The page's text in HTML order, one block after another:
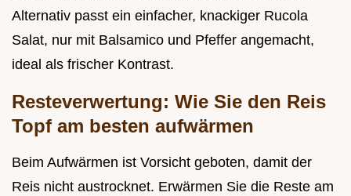
Alternativ passt ein einfacher, knackiger Rucola
Salat, nur mit Balsamico und Pfeffer angemacht,
ideal als frischer Kontrast.
Resteverwertung: Wie Sie den Reis
Topf am besten aufwärmen
Beim Aufwärmen ist Vorsicht geboten, damit der
Reis nicht austrocknet. Erwärmen Sie die Reste am